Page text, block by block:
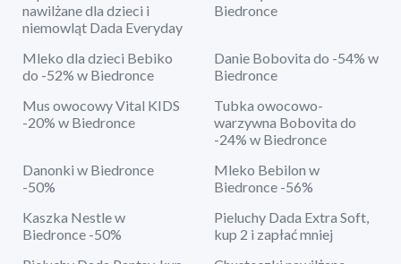
nawilżane dla dzieci i
niemowląt Dada Everyday
Biedronce
Mleko dla dzieci Bebiko
do -52% w Biedronce
Danie Bobovita do -54% w
Biedronce
Mus owocowy Vital KIDS
-20% w Biedronce
Tubka owocowo-
warzywna Bobovita do
-24% w Biedronce
Danonki w Biedronce
-50%
Mleko Bebilon w
Biedronce -56%
Kaszka Nestle w
Biedronce -50%
Pieluchy Dada Extra Soft,
kup 2 i zapłać mniej